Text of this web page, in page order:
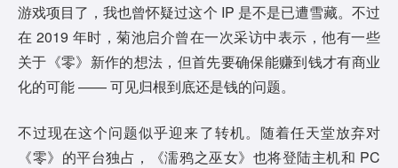
游戏项目了，我也曾怀疑过这个 IP 是不是已遭雪藏。不过
在 2019 年时，菊池启介曾在一次采访中表示，他有一些
关于《零》新作的想法，但首先要确保能赚到钱才有商业
化的可能 —— 可见归根到底还是钱的问题。
不过现在这个问题似乎迎来了转机。随着任天堂放弃对
《零》的平台独占，《濡鸦之巫女》也将登陆主机和 PC